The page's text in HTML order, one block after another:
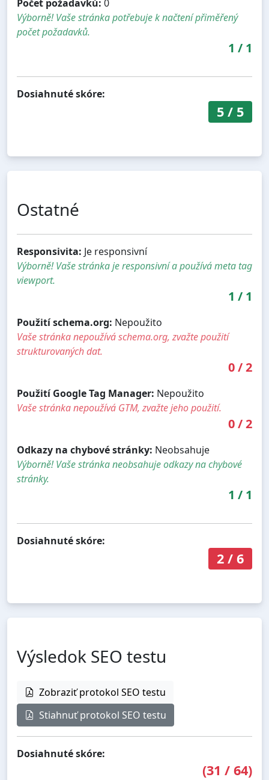
Počet požadavků: 0
Výborně! Vaše stránka potřebuje k načtení přiměřený
počet požadavků.
1 / 1
Dosiahnuté skóre:
5/ 5
Ostatné
Responsivita: Je responsivní
Výborně! Vaše stránka je responsivní a používá meta tag
viewport.
1 / 1
Použití schema.org: Nepoužito
Vaše stránka nepoužívá schema.org, zvažte použití
strukturovaných dat.
0/2
Použití Google Tag Manager: Nepoužito
Vaše stránka nepoužívá GTM, zvažte jeho použití.
0/2
Odkazy na chybové stránky: Neobsahuje
Výborně! Vaše stránka neobsahuje odkazy na chybové
stránky.
1 / 1
Dosiahnuté skóre:
2/ 6
Výsledok SEO testu
Zobraziť protokol SEO testu
Stiahnuť protokol SEO testu
Dosiahnuté skóre:
(31 / 64)